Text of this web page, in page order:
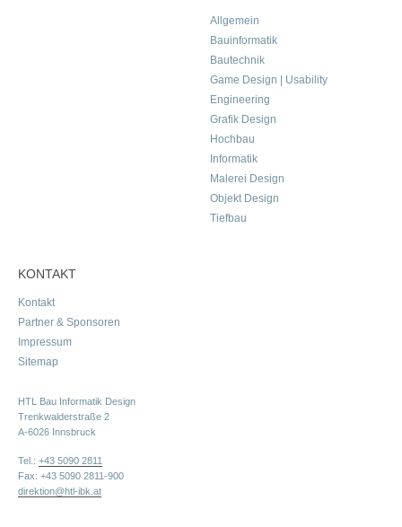
Allgemein
Bauinformatik
Bautechnik
Game Design | Usability
Engineering
Grafik Design
Hochbau
Informatik
Malerei Design
Objekt Design
Tiefbau
KONTAKT
Kontakt
Partner & Sponsoren
Impressum
Sitemap
HTL Bau Informatik Design
Trenkwalderstraße 2
A-6026 Innsbruck
Tel.: +43 5090 2811
Fax: +43 5090 2811-900
direktion@htl-ibk.at